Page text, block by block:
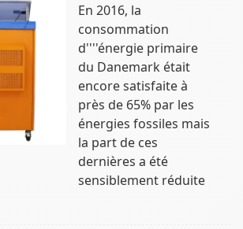
En 2016, la
consommation
d''''énergie primaire
du Danemark était
encore satisfaite à
près de 65% par les
énergies fossiles mais
la part de ces
dernières a été
sensiblement réduite